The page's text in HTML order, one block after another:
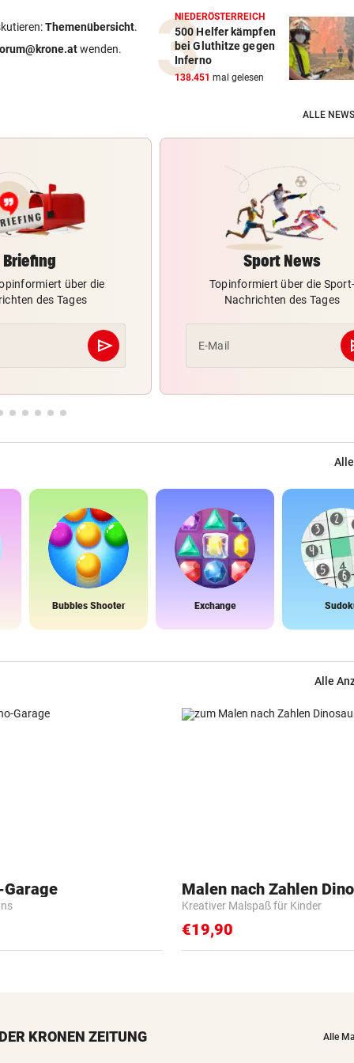
Themenübersicht.
wenden.
NIEDERÖSTERREICH
500 Helfer kämpfen
bei Gluthitze gegen
Inferno
138.451 mal gelesen
ALLE
Briefing
über die
des Tages
send
Abschicken
Sport News
Topinformiert über die Sport-
Nachrichten des Tages
E-Mail
Bubbles Shooter Exchange
Alle
Malen nach Zahlen
Kreativer Malspaß für Kinder
€19,90
KRONEN ZEITUNG Alle